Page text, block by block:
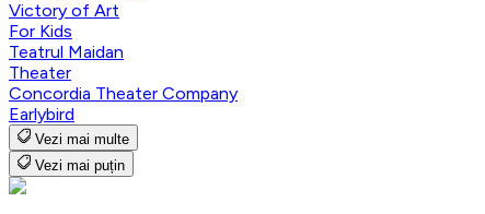
Victory of Art
For Kids
Teatrul Maidan
Theater
Concordia Theater Company
Earlybird
Vezi mai multe
Vezi mai puțin